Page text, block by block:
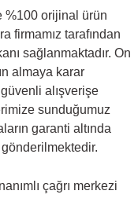
%100 orijinal ürün
firmamız tarafından
sağlanmaktadır. On
almaya karar
alışverişe
sunduğumuz
garanti altında
çağrı merkezi